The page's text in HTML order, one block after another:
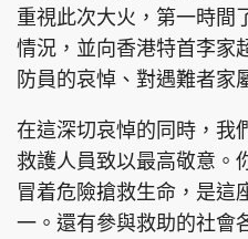
頭條日報 星
親子王 Oh!
重視此次大火，第一時間
情況，並向香港特首李家
防員的哀悼、對遇難者家
在這深切哀悼的同時，我
救護人員致以最高敬意。
冒着危險搶救生命，是這
一。還有參與救助的社會